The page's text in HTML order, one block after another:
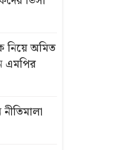
নিয়ে অমিত
এমপির